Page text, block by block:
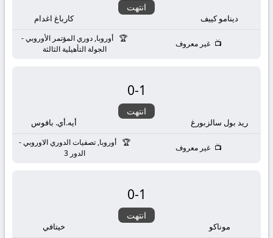
دينامو كييف
انتهت
كارباغ اغدام
غير معروف
أوروبا, دوري المؤتمر الأوروبي -
الجولة التأهيلية الثالثة
ريد بول سالزبورغ
1
-
0
انتهت
أيه.أي. بافوس
غير معروف
أوروبا, تصفيات الدوري الاوروبي -
الدور 3
موناكو
1
-
0
انتهت
خيتافي